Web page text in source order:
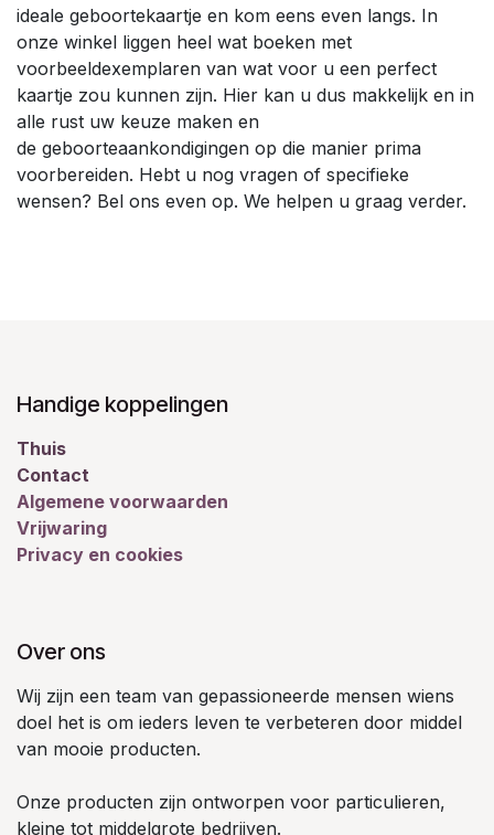
ideale geboortekaartje en kom eens even langs. In
onze winkel liggen heel wat boeken met
voorbeeldexemplaren van wat voor u een perfect
kaartje zou kunnen zijn. Hier kan u dus makkelijk en in
alle rust uw keuze maken en
de geboorteaankondigingen op die manier prima
voorbereiden. Hebt u nog vragen of specifieke
wensen? Bel ons even op. We helpen u graag verder.
Handige koppelingen
Thuis
Contact
Algemene voorwaarden
Vrijwaring
Privacy en cookies
Over ons
Wij zijn een team van gepassioneerde mensen wiens
doel het is om ieders leven te verbeteren door middel
van mooie producten.
Onze producten zijn ontworpen voor particulieren,
kleine tot middelgrote bedrijven.